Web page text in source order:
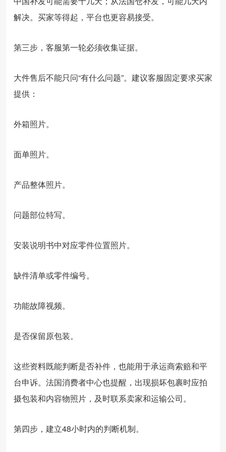
解决。买家等得起，平台也更容易接受。
第三步，客服第一轮必须收集证据。
大件售后不能只问“有什么问题”。建议客服固定要求买家
提供：
外箱照片。
面单照片。
产品整体照片。
问题部位特写。
安装说明书中对应零件位置照片。
缺件清单或零件编号。
功能故障视频。
是否保留原包装。
这些资料既能判断是否补件，也能用于承运商索赔和平
台申诉。法国消费者中心也提醒，出现损坏包裹时应拍
摄包装和内容物照片，及时联系卖家和运输公司。
第四步，建立48小时内的判断机制。